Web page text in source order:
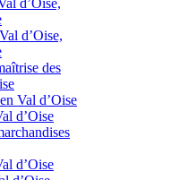
d’Oise,
d’Oise,
des
Val d’Oise
d’Oise
d’Oise